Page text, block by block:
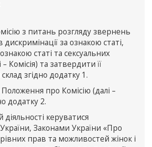
з питань розгляду звернень
за ознакою статі,
статі та сексуальних
Комісія) та затвердити її
згідно додатку 1.
про Комісію (далі –
додатку 2.
діяльності керуватися
Законами України «Про
прав та можливостей жінок і